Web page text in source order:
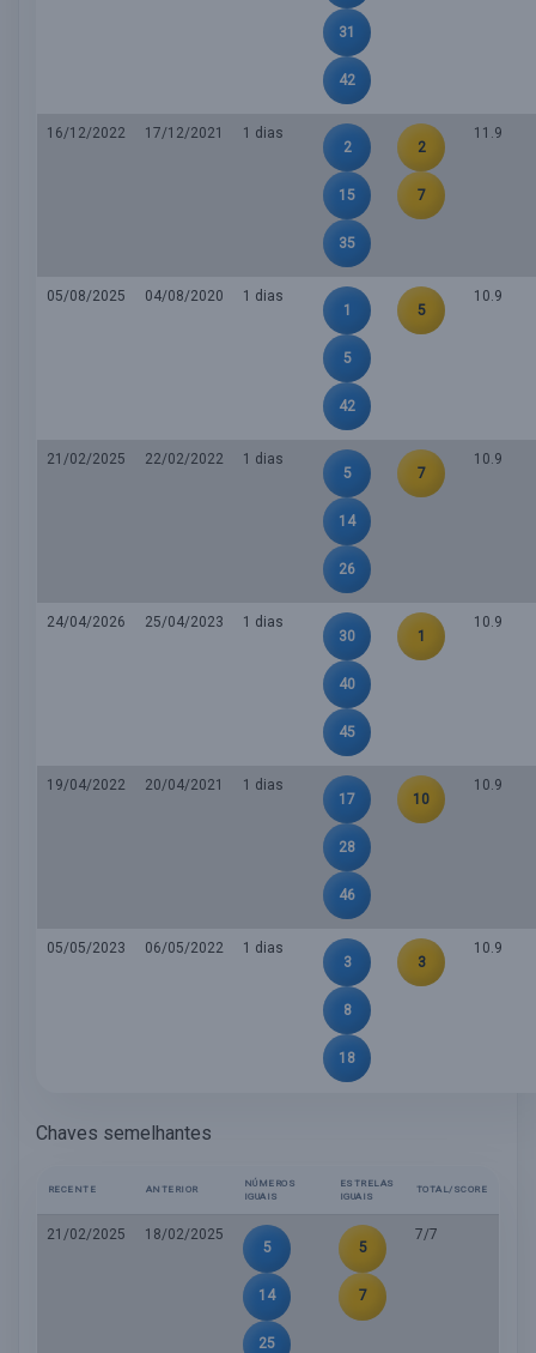
31
42
16/12/2022 17/12/2021
1 dias
2
15
35
2
7
11.9
05/08/2025 04/08/2020
1 dias
1
5
42
5
10.9
21/02/2025 22/02/2022
1 dias
5
14
26
7
10.9
24/04/2026 25/04/2023
1 dias
30
40
45
1
10.9
19/04/2022 20/04/2021
1 dias
17
28
46
10
10.9
05/05/2023 06/05/2022
1 dias
3
8
18
3
10.9
Chaves semelhantes
RECENTE ANTERIOR
NÚMEROS
IGUAIS
ESTRELAS
IGUAIS
TOTAL/SCORE
21/02/2025
18/02/2025
5
14
25
5
7
7/7